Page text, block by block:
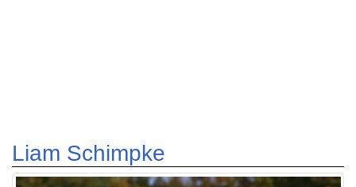
Liam Schimpke